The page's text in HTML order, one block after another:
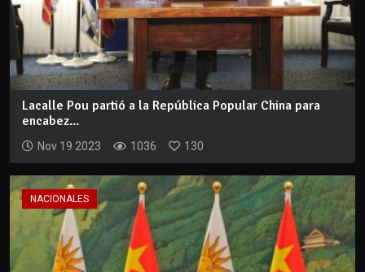
Lacalle Pou partió a la República Popular China para
encabez...
Nov 19 2023 1036 130
NACIONALES